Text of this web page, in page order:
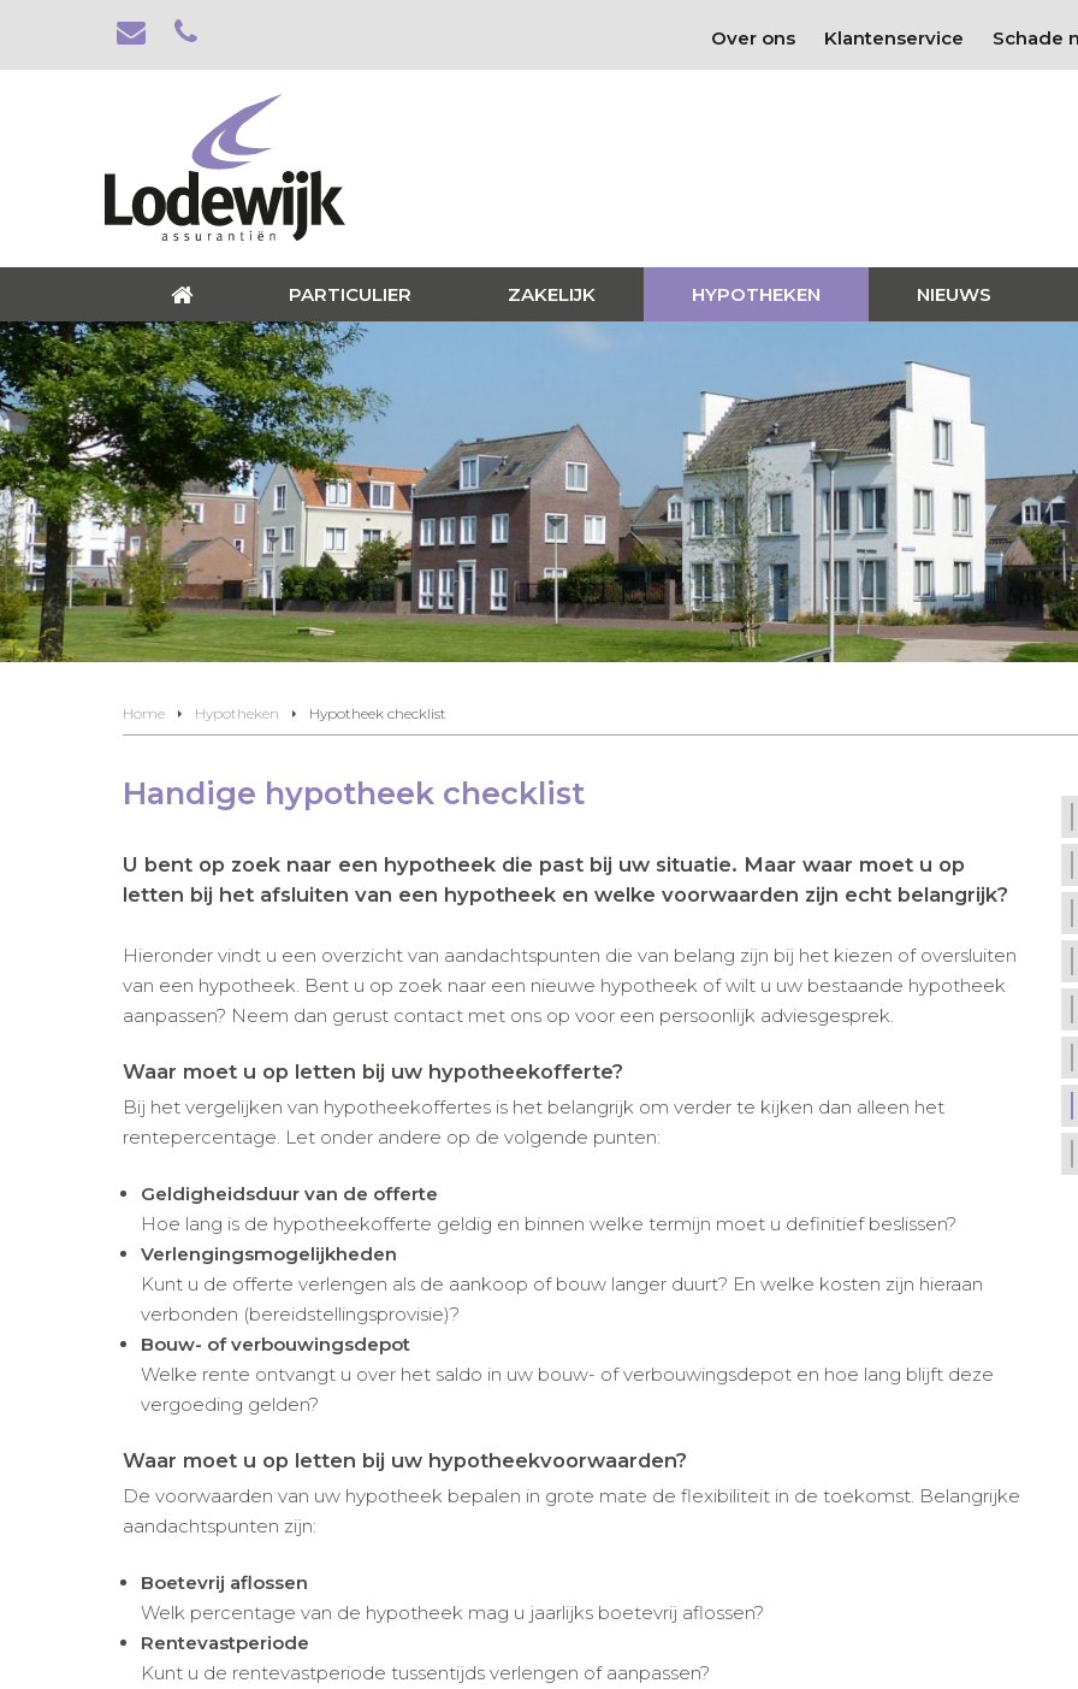
Over ons Klantenservice Schade
PARTICULIER ZAKELIJK HYPOTHEKEN NIEUWS
Home Hypotheken Hypotheek checklist
Handige hypotheek checklist
U bent op zoek naar een hypotheek die past bij uw situatie. Maar waar moet u op
letten bij het afsluiten van een hypotheek en welke voorwaarden zijn echt belangrijk?
Hieronder vindt u een overzicht van aandachtspunten die van belang zijn bij het kiezen of oversluiten
van een hypotheek. Bent u op zoek naar een nieuwe hypotheek of wilt u uw bestaande hypotheek
aanpassen? Neem dan gerust contact met ons op voor een persoonlijk adviesgesprek.
Waar moet u op letten bij uw hypotheekofferte?
Bij het vergelijken van hypotheekoffertes is het belangrijk om verder te kijken dan alleen het
rentepercentage. Let onder andere op de volgende punten:
Geldigheidsduur van de offerte
Hoe lang is de hypotheekofferte geldig en binnen welke termijn moet u definitief beslissen?
Verlengingsmogelijkheden
Kunt u de offerte verlengen als de aankoop of bouw langer duurt? En welke kosten zijn hieraan
verbonden (bereidstellingsprovisie)?
Bouw- of verbouwingsdepot
Welke rente ontvangt u over het saldo in uw bouw- of verbouwingsdepot en hoe lang blijft deze
vergoeding gelden?
Waar moet u op letten bij uw hypotheekvoorwaarden?
De voorwaarden van uw hypotheek bepalen in grote mate de flexibiliteit in de toekomst. Belangrijke
aandachtspunten zijn:
Boetevrij aflossen
Welk percentage van de hypotheek mag u jaarlijks boetevrij aflossen?
Rentevastperiode
Kunt u de rentevastperiode tussentijds verlengen of aanpassen?